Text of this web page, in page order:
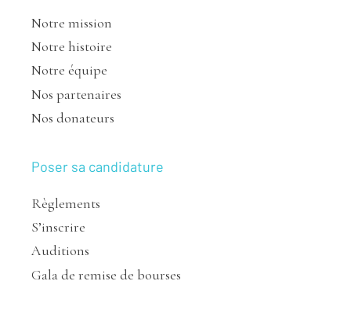
Notre mission
Notre histoire
Notre équipe
Nos partenaires
Nos donateurs
Poser sa candidature
Règlements
S’inscrire
Auditions
Gala de remise de bourses